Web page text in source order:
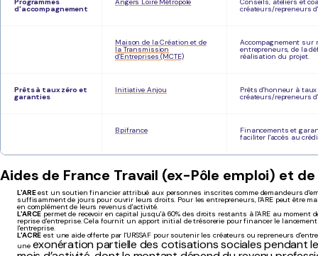
d'accompagnement créateurs/repreneurs
Maison de la Création et de
la Transmission
d'Entreprises (MCTE)
Accompagnement sur
entrepreneurs, de la
réalisation du projet.
Prêts à taux zéro et
garanties
Initiative Anjou Prêts d'honneur à
créateurs/repreneurs
Bpifrance Financements et
faciliter l'accès au
Aides de France Travail (ex-Pôle emploi) et de
L'AREest un soutien financier attribué aux personnes inscrites comme demandeurs
suffisamment de jours pour ouvrir leurs droits. Pour les entrepreneurs, l'ARE peut être
en complément de leurs revenus d'activité.
L'ARCEpermet de recevoir en capital jusqu'à 60% des droits restants à l'ARE au moment
reprise d'entreprise. Cela fournit un apport initial de trésorerie pour financer le lancement
l'entreprise.
L'ACRE est une aide offerte par l'URSSAF pour soutenir les créateurs ou repreneurs
une exonération partielle des cotisations sociales pendant